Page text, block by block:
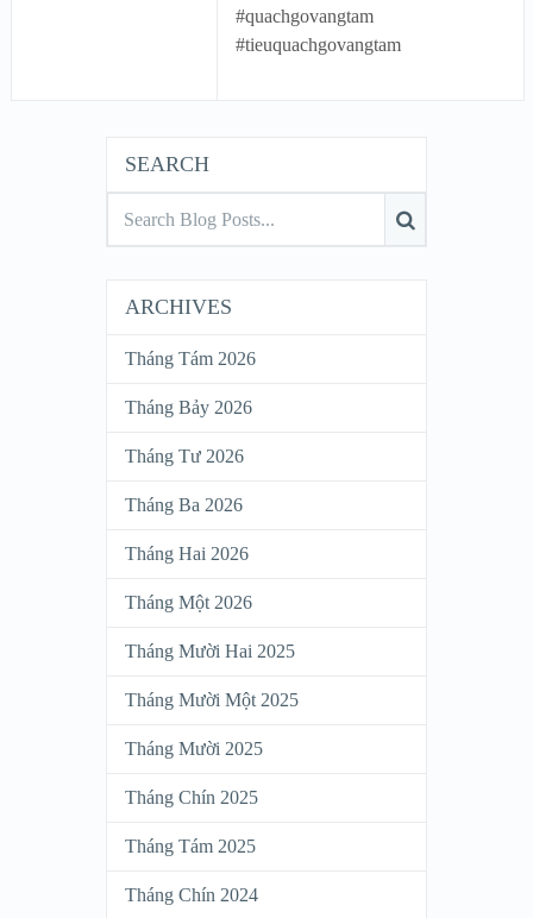
#quachgovangtam
#tieuquachgovangtam
SEARCH
ARCHIVES
Tháng Tám 2026
Tháng Bảy 2026
Tháng Tư 2026
Tháng Ba 2026
Tháng Hai 2026
Tháng Một 2026
Tháng Mười Hai 2025
Tháng Mười Một 2025
Tháng Mười 2025
Tháng Chín 2025
Tháng Tám 2025
Tháng Chín 2024